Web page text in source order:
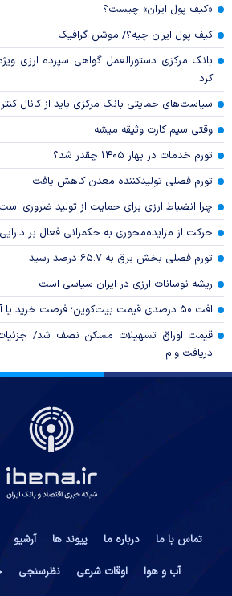
«کیف پول ایران» چیست؟
کیف پول ایران چیه؟/ موشن گرافیک
بانک مرکزی دستورالعمل گواهی سپرده ارزی ویژه
کرد
سیاست‌های حمایتی بانک مرکزی باید از کانال
وقتی سیم کارت وثیقه میشه
تورم خدمات در بهار ۱۴۰۵ چقدر شد؟
تورم فصلی تولیدکننده معدن کاهش یافت
چرا انضباط ارزی برای حمایت از تولید ضروری
حرکت از مزایده‌محوری به حکمرانی فعال بر
تورم فصلی بخش برق به ۶۵.۷ درصد رسید
ریشه نوسانات ارزی در ایران سیاسی است
افت ۵۰ درصدی قیمت بیت‌کوین؛ فرصت خرید یا آغاز دوره نزولی؟
قیمت اوراق تسهیلات مسکن نصف شد/ جزئیات
دریافت وام
تماس با ما درباره ما پیوند ها آرشیو
آب و هوا
اوقات شرعی نظرسنجی